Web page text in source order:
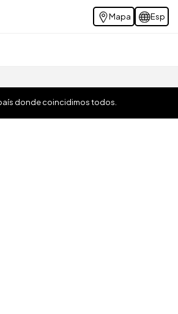
Mapa Esp
donde coincidimos todos.